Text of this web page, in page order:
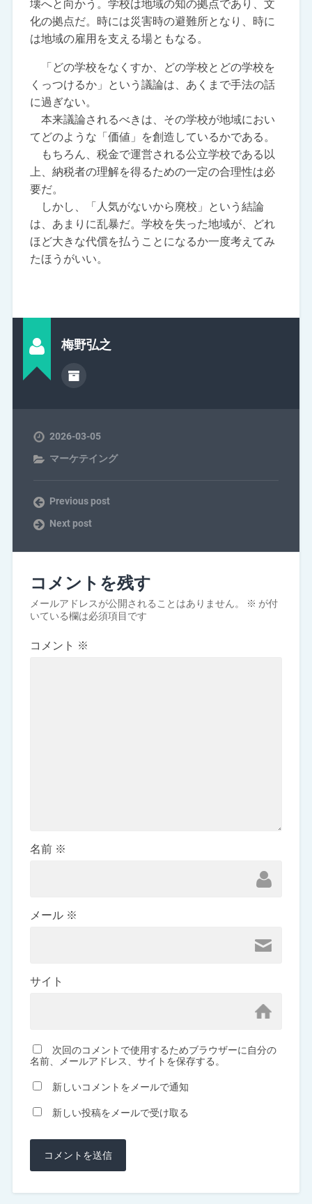
壊へと向かう。学校は地域の知の拠点であり、文
化の拠点だ。時には災害時の避難所となり、時に
は地域の雇用を支える場ともなる。
「どの学校をなくすか、どの学校とどの学校を
くっつけるか」という議論は、あくまで手法の話
に過ぎない。
本来議論されるべきは、その学校が地域におい
てどのような「価値」を創造しているかである。
もちろん、税金で運営される公立学校である以
上、納税者の理解を得るための一定の合理性は必
要だ。
しかし、「人気がないから廃校」という結論
は、あまりに乱暴だ。学校を失った地域が、どれ
ほど大きな代償を払うことになるか一度考えてみ
たほうがいい。
梅野弘之
2026-03-05
マーケテイング
Previous post
Next post
コメントを残す
メールアドレスが公開されることはありません。 ※ が付
いている欄は必須項目です
コメント ※
名前 ※
メール ※
サイト
次回のコメントで使用するためブラウザーに自分の
名前、メールアドレス、サイトを保存する。
新しいコメントをメールで通知
新しい投稿をメールで受け取る